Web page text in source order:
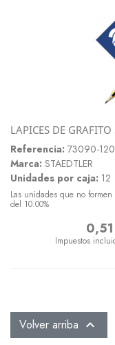
LAPICES DE
Referencia: 73090-
Marca: STAEDTLER
Unidades por caja: 12
Las unidades que no
del 10.00%
Impuestos
Volver arriba 